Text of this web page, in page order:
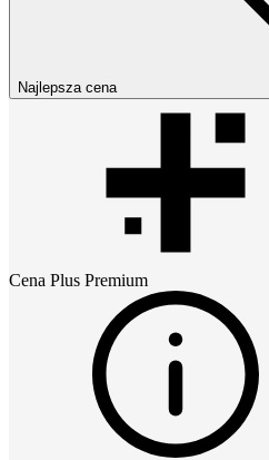
Najlepsza cena
Cena Plus Premium